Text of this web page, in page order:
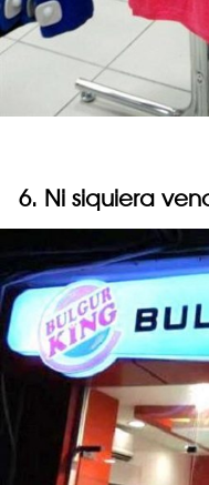
6. Ni siquiera